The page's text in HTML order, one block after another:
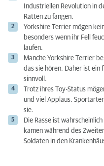
Industriellen Revolution in
Ratten zu fangen.
Yorkshire Terrier mögen
besonders wenn ihr Fell
laufen.
Manche Yorkshire Terrier
das sie hören. Daher ist ein
sinnvoll.
Trotz ihres Toy-Status
und viel Applaus.
sie.
Die Rasse ist
kamen während des
Soldaten in den